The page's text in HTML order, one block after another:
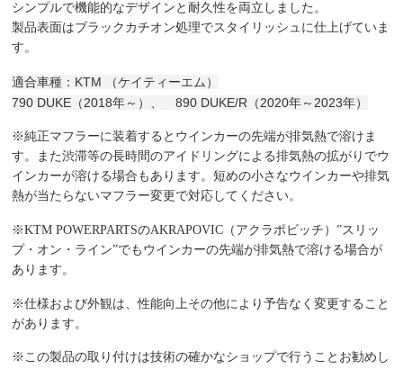
シンプルで機能的なデザインと耐久性を両立しました。
製品表面はブラックカチオン処理でスタイリッシュに仕上げていま
す。
適合車種：KTM （ケイティーエム）
790 DUKE（2018年～）、 890 DUKE/R（2020年～2023年）
※純正マフラーに装着するとウインカーの先端が排気熱で溶けま
す。また渋滞等の長時間のアイドリングによる排気熱の拡がりでウ
インカーが溶ける場合もあります。短めの小さなウインカーや排気
熱が当たらないマフラー変更で対応してください。
※KTM POWERPARTSのAKRAPOVIC（アクラポビッチ）”スリッ
プ・オン・ライン”でもウインカーの先端が排気熱で溶ける場合が
あります。
※仕様および外観は、性能向上その他により予告なく変更すること
があります。
※この製品の取り付けは技術の確かなショップで行うことお勧めし